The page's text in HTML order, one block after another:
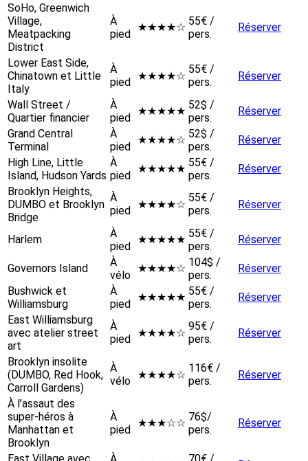
SoHo, Greenwich
Village,
Meatpacking
District
À
pied
★★★★☆ 55€ /
pers.
Réserver
Lower East Side,
Chinatown et Little
Italy
À
pied ★★★★☆
55€ /
pers.
Réserver
Wall Street /
Quartier financier
À
pied
★★★★★ 52$ /
pers.
Réserver
Grand Central
Terminal
À
pied
★★★★☆ 52$ /
pers.
Réserver
High Line, Little
Island, Hudson Yards
À
pied
★★★★★ 55€ /
pers.
Réserver
Brooklyn Heights,
DUMBO et Brooklyn
Bridge
À
pied ★★★★☆
55€ /
pers.
Réserver
Harlem
À
pied
★★★★★ 55€ /
pers.
Réserver
Governors Island
À
vélo
★★★★☆ 104$ /
pers.
Réserver
Bushwick et
Williamsburg
À
pied
★★★★★ 55€ /
pers.
Réserver
East Williamsburg
avec atelier street
art
À
pied ★★★★☆
95€ /
pers.
Réserver
Brooklyn insolite
(DUMBO, Red Hook,
Carroll Gardens)
À
vélo ★★★★☆
116€ /
pers.
Réserver
À l’assaut des
super-héros à
Manhattan et
Brooklyn
À
pied
★★★☆☆ 76$/
pers.
Réserver